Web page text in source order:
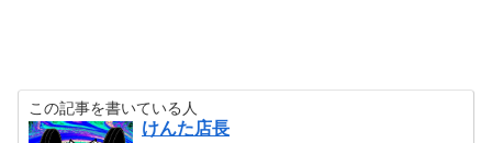
この記事を書いている人
けんた店長